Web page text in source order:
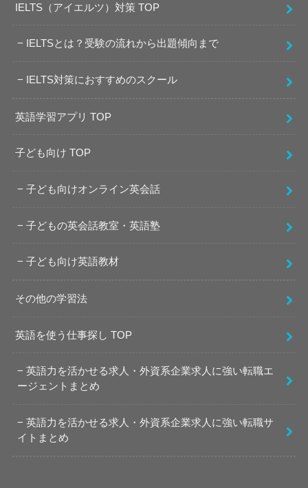
IELTS（アイエルツ）対策 TOP
IELTSとは？受験の流れから出題傾向まで
IELTS対策におすすめのスクール
英語学習アプリ TOP
子ども向け TOP
子ども向けオンライン英会話
子どもの英会話教室・英語塾
子ども向け英語教材
その他の学習法
英語を使う仕事探し TOP
英語力を活かせる求人・外資系企業求人に強い転職エ
ージェントまとめ
英語力を活かせる求人・外資系企業求人に強い転職サ
イトまとめ